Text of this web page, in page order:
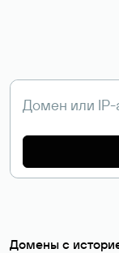
Домены с